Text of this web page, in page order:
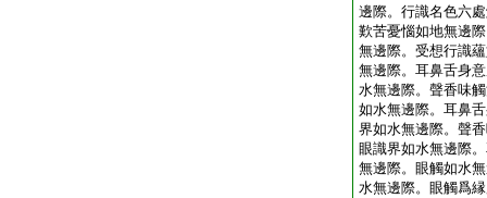
邊際。行識名色六
歎苦憂惱如地無邊
無邊際。受想行識
無邊際。耳鼻舌身
水無邊際。聲香味
如水無邊際。耳鼻
界如水無邊際。聲
眼識界如水無邊際
無邊際。眼觸如水
水無邊際。眼觸爲